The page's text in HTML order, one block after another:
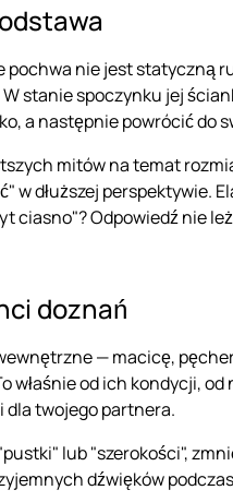
nie jest statyczną
stanie spoczynku jej
a następnie powrócić do
mitów na temat
w dłuższej perspektywie.
ciasno"? Odpowiedź nie
doznań
— macicę,
od ich kondycji,
dla twojego partnera.
lub "szerokości",
dźwięków